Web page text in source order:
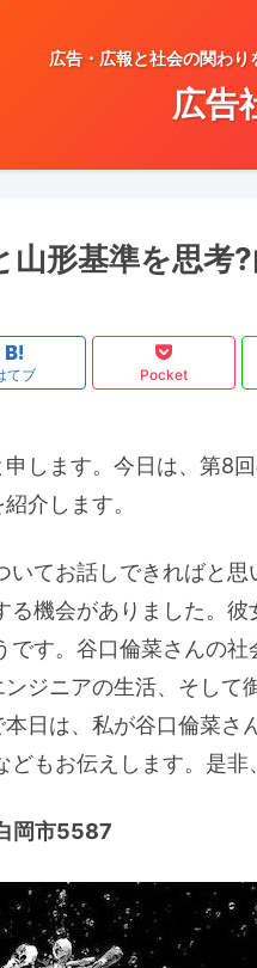
広告・広報と社会の関わり
広告
形基準を思考
てブ Pocket
します。今日は、第8回
介します。
いてお話しできればと
る機会がありました。
です。谷口倫菜さんの
ジニアの生活、そして
日は、私が谷口倫菜さ
もお伝えします。是非
岡市5587